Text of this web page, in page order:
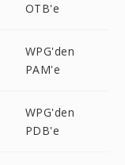
OTB'e
WPG'den
PAM'e
WPG'den
PDB'e